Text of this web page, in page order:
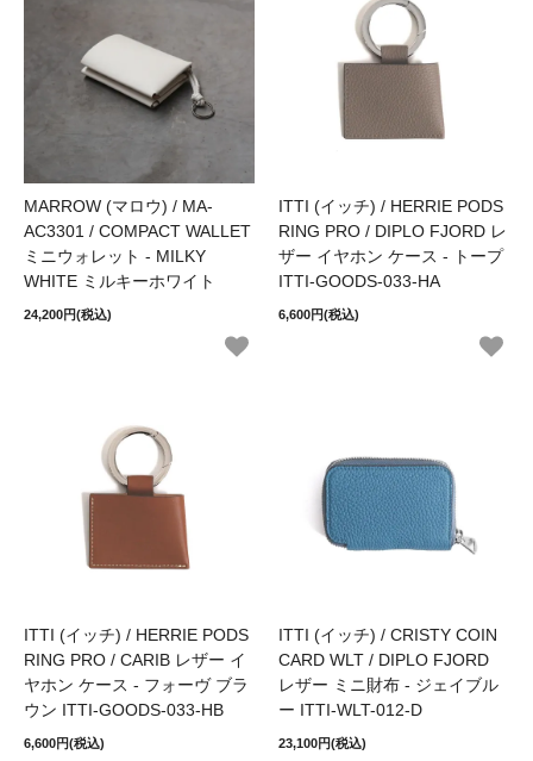
MARROW (マロウ) / MA-
AC3301 / COMPACT WALLET
ミニウォレット - MILKY
WHITE ミルキーホワイト
24,200円(税込)
ITTI (イッチ) / HERRIE PODS
RING PRO / DIPLO FJORD レ
ザー イヤホン ケース - トープ
ITTI-GOODS-033-HA
6,600円(税込)
ITTI (イッチ) / HERRIE PODS
RING PRO / CARIB レザー イ
ヤホン ケース - フォーヴ ブラ
ウン ITTI-GOODS-033-HB
6,600円(税込)
ITTI (イッチ) / CRISTY COIN
CARD WLT / DIPLO FJORD
レザー ミニ財布 - ジェイブル
ー ITTI-WLT-012-D
23,100円(税込)